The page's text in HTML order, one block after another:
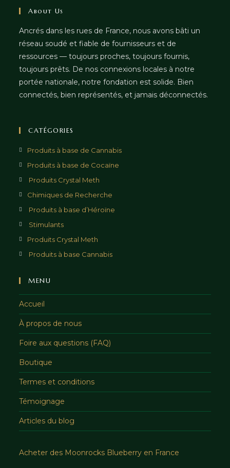
About Us
Ancrés dans les rues de France, nous avons bâti un
réseau soudé et fiable de fournisseurs et de
ressources — toujours proches, toujours fournis,
toujours prêts. De nos connexions locales à notre
portée nationale, notre fondation est solide. Bien
connectés, bien représentés, et jamais déconnectés.
CATÉGORIES
Produits à base de Cannabis
Produits à base de Cocaïne
Produits Crystal Meth
Chimiques de Recherche
Produits à base d’Héroïne
Stimulants
Produits Crystal Meth
Produits à base Cannabis
MENU
Accueil
À propos de nous
Foire aux questions (FAQ)
Boutique
Termes et conditions
Témoignage
Articles du blog
Acheter des Moonrocks Blueberry en France